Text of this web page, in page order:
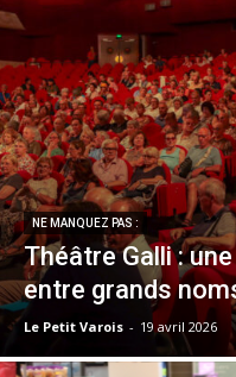
NE MANQUEZ PAS :
Théâtre Galli :
entre grands
Le Petit Varois - 19 avril 2026